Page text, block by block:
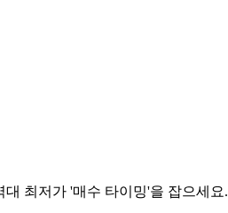
최저가 '매수 타이밍'을 잡으세요.